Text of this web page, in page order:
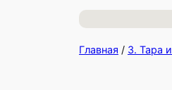
Главная / 3. Тара